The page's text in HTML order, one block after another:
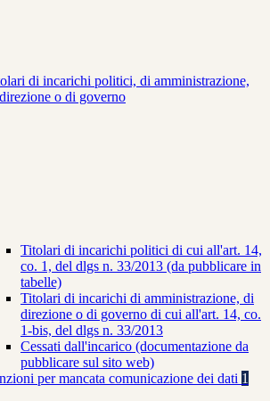
di incarichi politici, di amministrazione,
o di governo
Titolari di incarichi politici di cui all'art. 14,
co. 1, del dlgs n. 33/2013 (da pubblicare in
tabelle)
Titolari di incarichi di amministrazione, di
direzione o di governo di cui all'art. 14, co.
1-bis, del dlgs n. 33/2013
Cessati dall'incarico (documentazione da
pubblicare sul sito web)
per mancata comunicazione dei dati 1